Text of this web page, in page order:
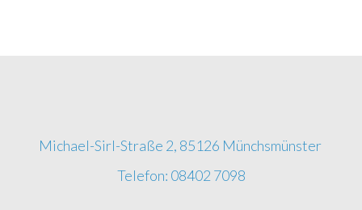
Michael-Sirl-Straße 2, 85126 Münchsmünster
Telefon: 08402 7098